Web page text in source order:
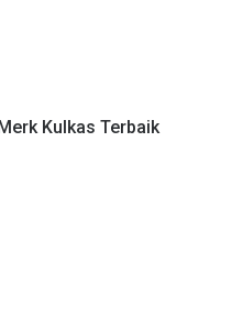
Kulkas Terbaik